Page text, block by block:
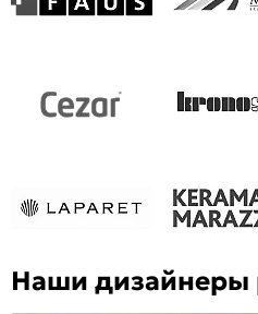
Наши дизайнеры